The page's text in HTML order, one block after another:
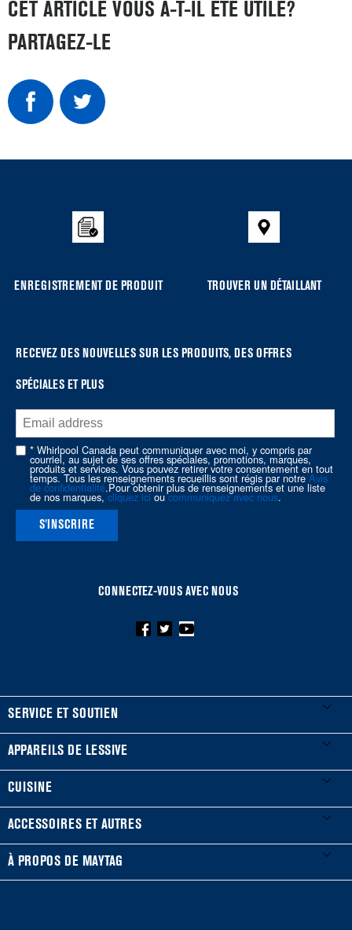
CET ARTICLE VOUS A-T-IL ÉTÉ UTILE?
PARTAGEZ-LE
you
end
page
ENREGISTREMENT DE PRODUIT TROUVER UN DÉTAILLANT
RECEVEZ DES NOUVELLES SUR LES PRODUITS, DES OFFRES
SPÉCIALES ET PLUS
* Whirlpool Canada peut communiquer avec moi, y compris par
courriel, au sujet de ses offres spéciales, promotions, marques,
produits et services. Vous pouvez retirer votre consentement en tout
temps. Tous les renseignements recueillis sont régis par notreAvis
de confidentialité.Pour obtenir plus de renseignements et une liste
de nos marques,cliquez icioucommuniquez avec nous.
S'INSCRIRE
CONNECTEZ-VOUS AVEC NOUS
FOOTER
SERVICE ET SOUTIEN
Mes électroménagers
Enregistrer un produit
Guides et documentation
Planifier une installation
APPAREILS DE LESSIVE
Laveuses et sécheuses
Laveuses à chargement frontal
Laveuses à chargement vertical
Sécheuses au gaz
CUISINE
Réfrigérateurs
Portes françaises
ACCESSOIRES ET AUTRES
Accessoires
À PROPOS DE MAYTAG